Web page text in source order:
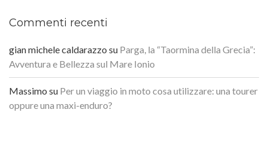
Commenti recenti
gian michele caldarazzo su Parga, la “Taormina della Grecia”:
Avventura e Bellezza sul Mare Ionio
Massimo su Per un viaggio in moto cosa utilizzare: una tourer
oppure una maxi-enduro?